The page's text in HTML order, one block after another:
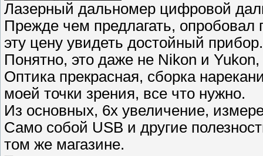
Лазерный дальномер цифровой
Прежде чем предлагать,
эту цену увидеть достойный прибор.
Понятно, это даже не Nikon и
Оптика прекрасная, сборка
моей точки зрения, все что нужно.
Из основных, 6х увеличение,
Само собой USB и другие
том же магазине.